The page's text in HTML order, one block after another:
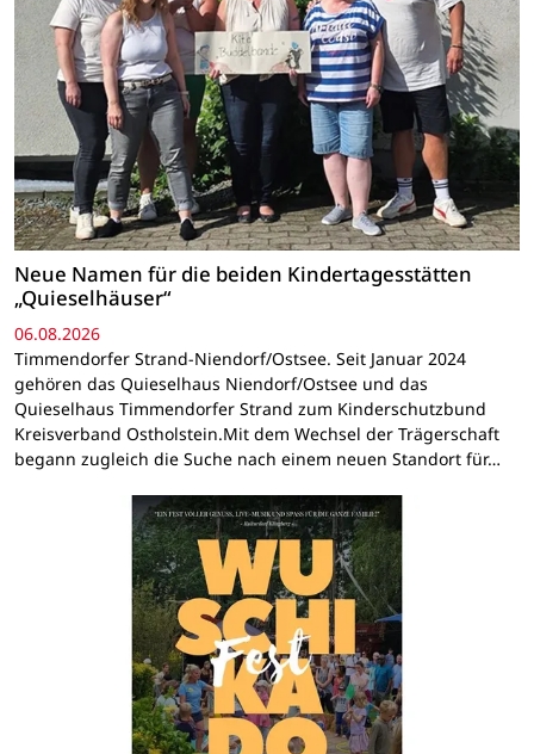
Neue Namen für die beiden Kindertagesstätten
„Quieselhäuser“
06.08.2026
Timmendorfer Strand-Niendorf/Ostsee. Seit Januar 2024
gehören das Quieselhaus Niendorf/Ostsee und das
Quieselhaus Timmendorfer Strand zum Kinderschutzbund
Kreisverband Ostholstein.Mit dem Wechsel der Trägerschaft
begann zugleich die Suche nach einem neuen Standort für…